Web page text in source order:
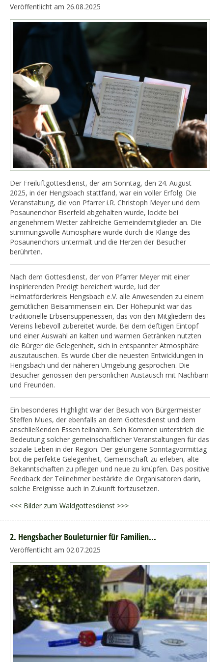
Veröffentlicht am 26.08.2025
Der Freiluftgottesdienst, der am Sonntag, den 24. August
2025, in der Hengsbach stattfand, war ein voller Erfolg. Die
Veranstaltung, die von Pfarrer i.R. Christoph Meyer und dem
Posaunenchor Eiserfeld abgehalten wurde, lockte bei
angenehmem Wetter zahlreiche Gemeindemitglieder an. Die
stimmungsvolle Atmosphäre wurde durch die Klänge des
Posaunenchors untermalt und die Herzen der Besucher
berührten.
Nach dem Gottesdienst, der von Pfarrer Meyer mit einer
inspirierenden Predigt bereichert wurde, lud der
Heimatförderkreis Hengsbach e.V. alle Anwesenden zu einem
gemütlichen Beisammensein ein. Der Höhepunkt war das
traditionelle Erbsensuppenessen, das von den Mitgliedern des
Vereins liebevoll zubereitet wurde. Bei dem deftigen Eintopf
und einer Auswahl an kalten und warmen Getränken nutzten
die Bürger die Gelegenheit, sich in entspannter Atmosphäre
auszutauschen. Es wurde über die neuesten Entwicklungen in
Hengsbach und der näheren Umgebung gesprochen. Die
Besucher genossen den persönlichen Austausch mit Nachbarn
und Freunden.
Ein besonderes Highlight war der Besuch von Bürgermeister
Steffen Mues, der ebenfalls an dem Gottesdienst und dem
anschließenden Essen teilnahm. Sein Kommen unterstrich die
Bedeutung solcher gemeinschaftlicher Veranstaltungen für das
soziale Leben in der Region. Der gelungene Sonntagvormittag
bot die perfekte Gelegenheit, Gemeinschaft zu erleben, alte
Bekanntschaften zu pflegen und neue zu knüpfen. Das positive
Feedback der Teilnehmer bestärkte die Organisatoren darin,
solche Ereignisse auch in Zukunft fortzusetzen.
<<< Bilder zum Waldgottesdienst >>>
2. Hengsbacher Bouleturnier für Familien...
Veröffentlicht am 02.07.2025